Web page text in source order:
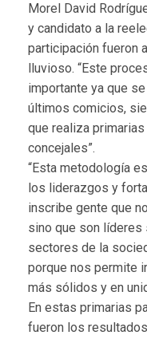
Morel David
y candidato a la
participación fueron
lluvioso. “Este
importante ya que
últimos comicios,
que realiza
concejales”.
“Esta metodología
los liderazgos y
inscribe gente que
sino que son
sectores de la
porque nos permite
más sólidos y en
En estas primarias
fueron los